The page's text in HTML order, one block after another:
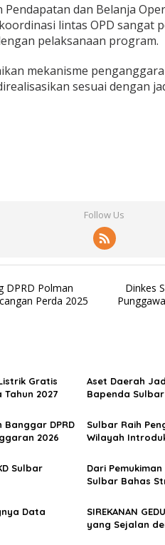
dan Belanja
lintas OPD sangat
pelaksanaan program.
mekanisme
sesuai dengan
Follow Us
DPRD Polman
Perda 2025
Dinkes
Gratis
2027
Aset Daerah
Bapenda
DPRD
2026
Sulbar Raih
Wilayah
Sulbar
Dari
Sulbar Bahas
Data
SIREKANAN
yang Sejalan